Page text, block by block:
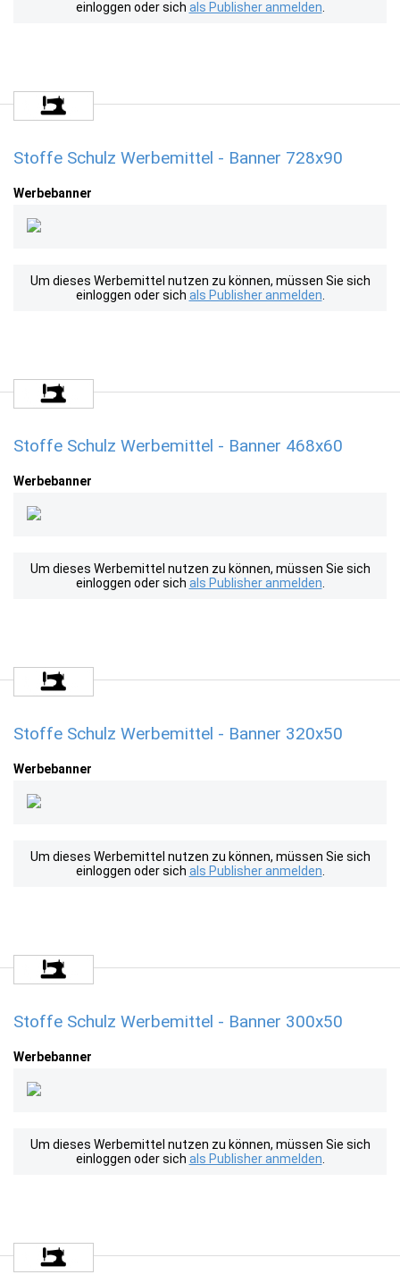
einloggen oder sich als Publisher anmelden
Stoffe Schulz Werbemittel - Banner 728x90
Werbebanner
Um dieses Werbemittel nutzen zu können, müssen Sie sich
einloggen oder sich als Publisher anmelden
Stoffe Schulz Werbemittel - Banner 468x60
Werbebanner
Um dieses Werbemittel nutzen zu können, müssen Sie sich
einloggen oder sich als Publisher anmelden
Stoffe Schulz Werbemittel - Banner 320x50
Werbebanner
Um dieses Werbemittel nutzen zu können, müssen Sie sich
einloggen oder sich als Publisher anmelden
Stoffe Schulz Werbemittel - Banner 300x50
Werbebanner
Um dieses Werbemittel nutzen zu können, müssen Sie sich
einloggen oder sich als Publisher anmelden